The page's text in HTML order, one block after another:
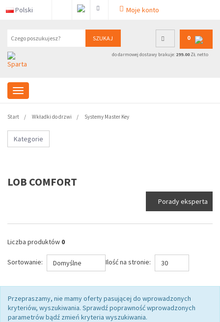
Polski Moje konto
SZUKAJ 0
do darmowej dostawy brakuje: 299.00ZŁ netto
Start Wkładki do drzwi Systemy Master Key
Kategorie
LOB COMFORT
Porady eksperta
Liczba produktów 0
Sortowanie: Domyślne Ilość na stronie: 30
Przepraszamy, nie mamy oferty pasującej do wprowadzonych
kryteriów, wyszukiwania. Sprawdź poprawność wprowadzonych
parametrów bądź zmień kryteria wyszukiwania.